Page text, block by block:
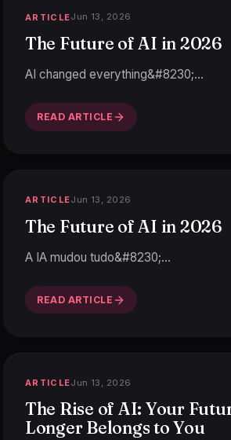
ARTICLEJun 13, 2026
The Future of AI in 2026
AI changed everything&#8230;…
READ ARTICLE
ARTICLEJun 13, 2026
The Future of AI in 2026
A IA mudou tudo&#8230;…
READ ARTICLE
ARTICLEJun 13, 2026
The Rise of AI: Your
Longer Belongs to You